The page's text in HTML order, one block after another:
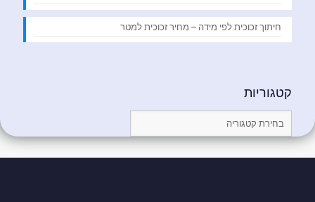
חיתוך זכוכית לפי מידה – מחיר זכוכית למטר
קטגוריות